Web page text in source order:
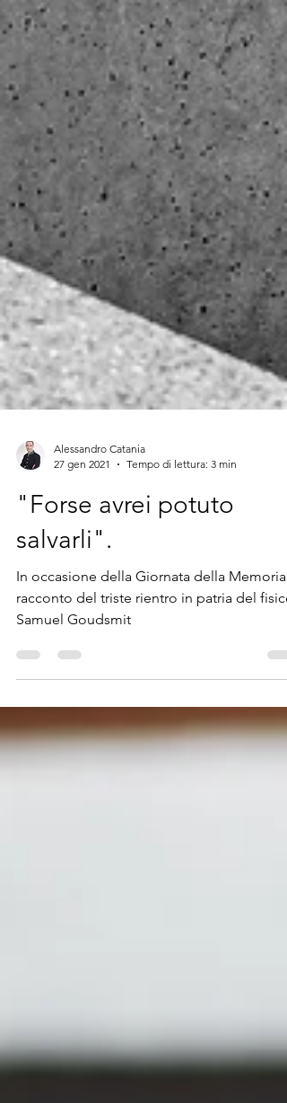
27 gen 2021
Tempo di lettura: 3 min
"Forse avrei potuto
salvarli".
In occasione della Giornata della Memoria,
Samuel Goudsmit